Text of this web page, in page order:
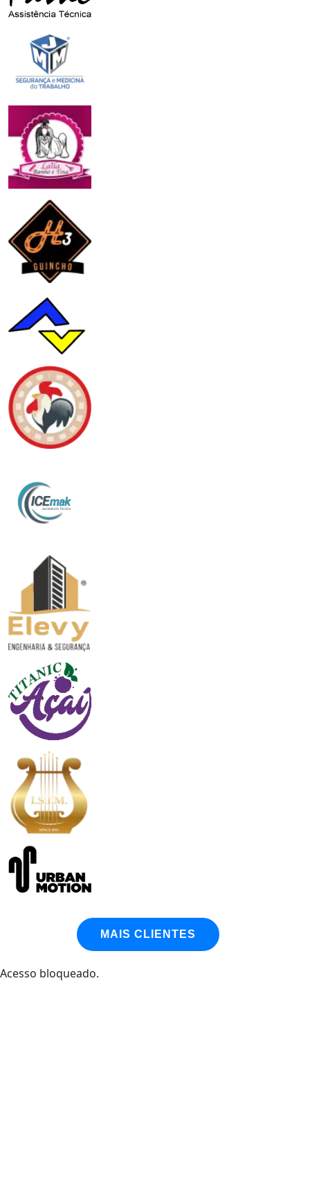
JMM Reformulação do Website
Laila Banho e Tosa Recuperação do Google Business
Bedin Website e E-mail Profissional
Icemak Website e Redes Sociais
Elevy E-mails Profissionais
Titanic Açaí Criação da Identidade Visual
Juball Music Website Institucional
MAIS CLIENTES
Acesso bloqueado.